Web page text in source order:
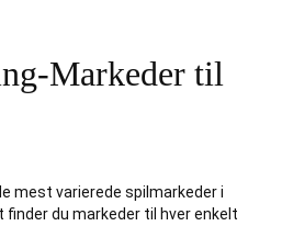
Markeder til
mest varierede spilmarkeder i
finder du markeder til hver enkelt